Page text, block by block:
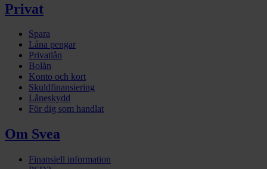
Privat
Spara
Låna pengar
Privatlån
Bolån
Konto och kort
Skuldfinansiering
Låneskydd
För dig som handlat
Om Svea
Finansiell information